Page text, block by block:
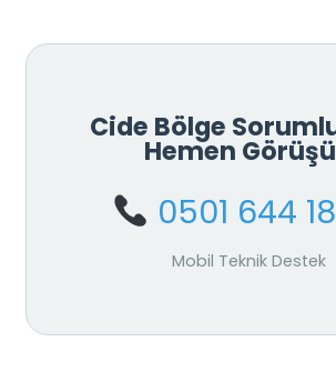
Cide Bölge
Hemen
0501 644
Mobil Teknik Destek